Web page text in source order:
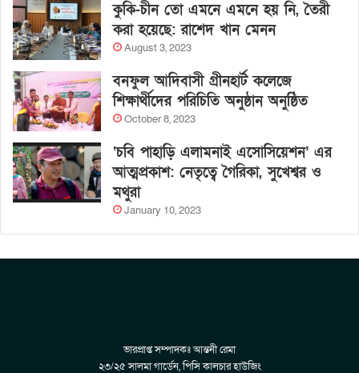
কুকি-চীন তো এমনে এমনে হয় নি, তৈরী
করা হয়েছে: রাশেদ খান মেনন
August 3, 2023
বনফুল আদিবাসী গ্রীনহার্ট কলেজে
শিক্ষার্থীদের পরিচিতি অনুষ্ঠান অনুষ্ঠিত
October 8, 2023
‘চবি পাহাড়ি এলামনাই এসোসিয়েশন’ এর
আত্মপ্রকাশ: নেতৃত্বে গৈরিকা, সুখেশ্বর ও
মথুরা
January 10, 2023
ভারপ্রাপ্ত সম্পাদকঃ আন্তনী রেমা
২৩/২৫ সালমা গার্ডেন, পিসি কালচার হাউজিং